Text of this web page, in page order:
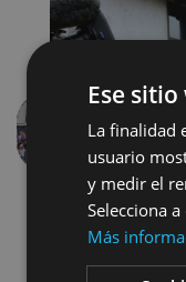
Previous
Ese
La finalidad
usuario
y medir el
Selecciona
Más